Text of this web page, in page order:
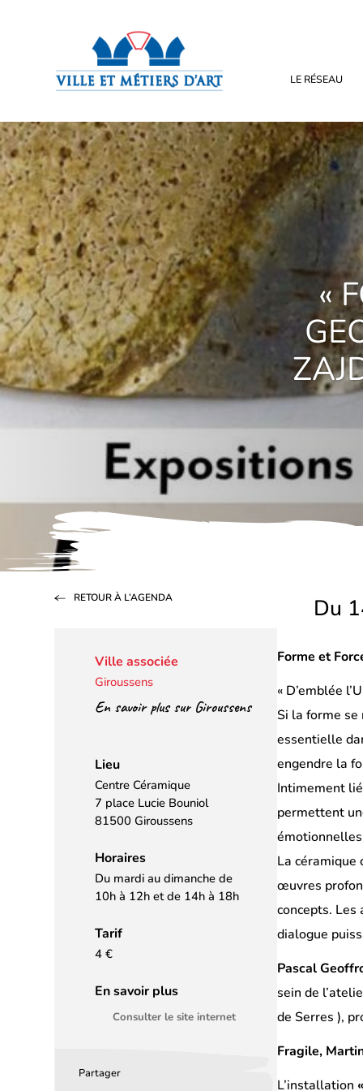
LE RÉSEAU
«
Du
Forme et
« D’emblée
Si la forme se
essentielle
engendre la
Intimement
permettent
La céramique
œuvres
concepts.
dialogue
Pascal
sein de
de Serres ),
Fragile,
L’installation
Ville associée
Giroussens
En savoir plus sur Giroussens
Lieu
Centre Céramique
7 place Lucie Bouniol
81500 Giroussens
Horaires
Du mardi au dimanche de
10h à 12h et de 14h à 18h
Tarif
4 €
En savoir plus
Consulter le site internet
Partager
RETOUR À L’AGENDA